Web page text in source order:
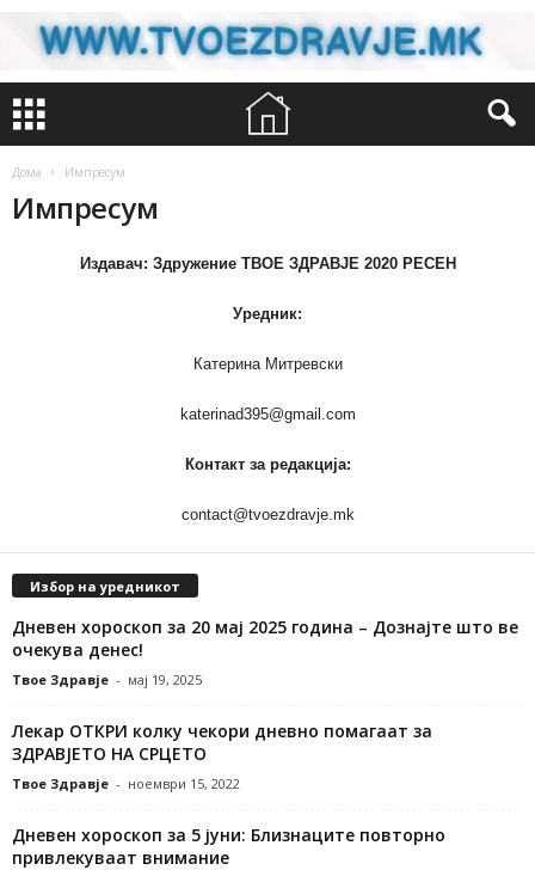
Дома Импресум
Импресум
Издавач: Здружение ТВОЕ ЗДРАВЈЕ 2020 РЕСЕН
Уредник:
Катерина Митревски
katerinad395@gmail.com
Контакт за редакција:
contact@tvoezdravje.mk
Избор на уредникот
Дневен хороскоп за 20 мај 2025 година – Дознајте што ве
очекува денес!
Твое Здравје - мај 19, 2025
Лекар ОТКРИ колку чекори дневно помагаат за
ЗДРАВЈЕТО НА СРЦЕТО
Твое Здравје - ноември 15, 2022
Дневен хороскоп за 5 јуни: Близнаците повторно
привлекуваат внимание